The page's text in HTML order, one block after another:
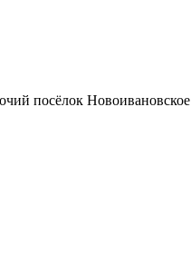
посёлок Новоивановское